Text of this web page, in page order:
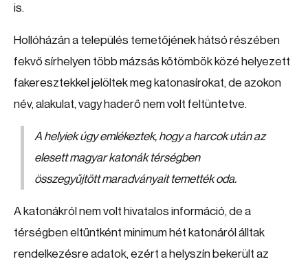
is.
Hollóházán a település temetőjének hátsó részében
fekvő sírhelyen több mázsás kőtömbök közé helyezett
fakeresztekkel jelöltek meg katonasírokat, de azokon
név, alakulat, vagy haderő nem volt feltüntetve.
A helyiek úgy emlékeztek, hogy a harcok után az
elesett magyar katonák térségben
összegyűjtött maradványait temették oda.
A katonákról nem volt hivatalos információ, de a
térségben eltűntként minimum hét katonáról álltak
rendelkezésre adatok, ezért a helyszín bekerült az